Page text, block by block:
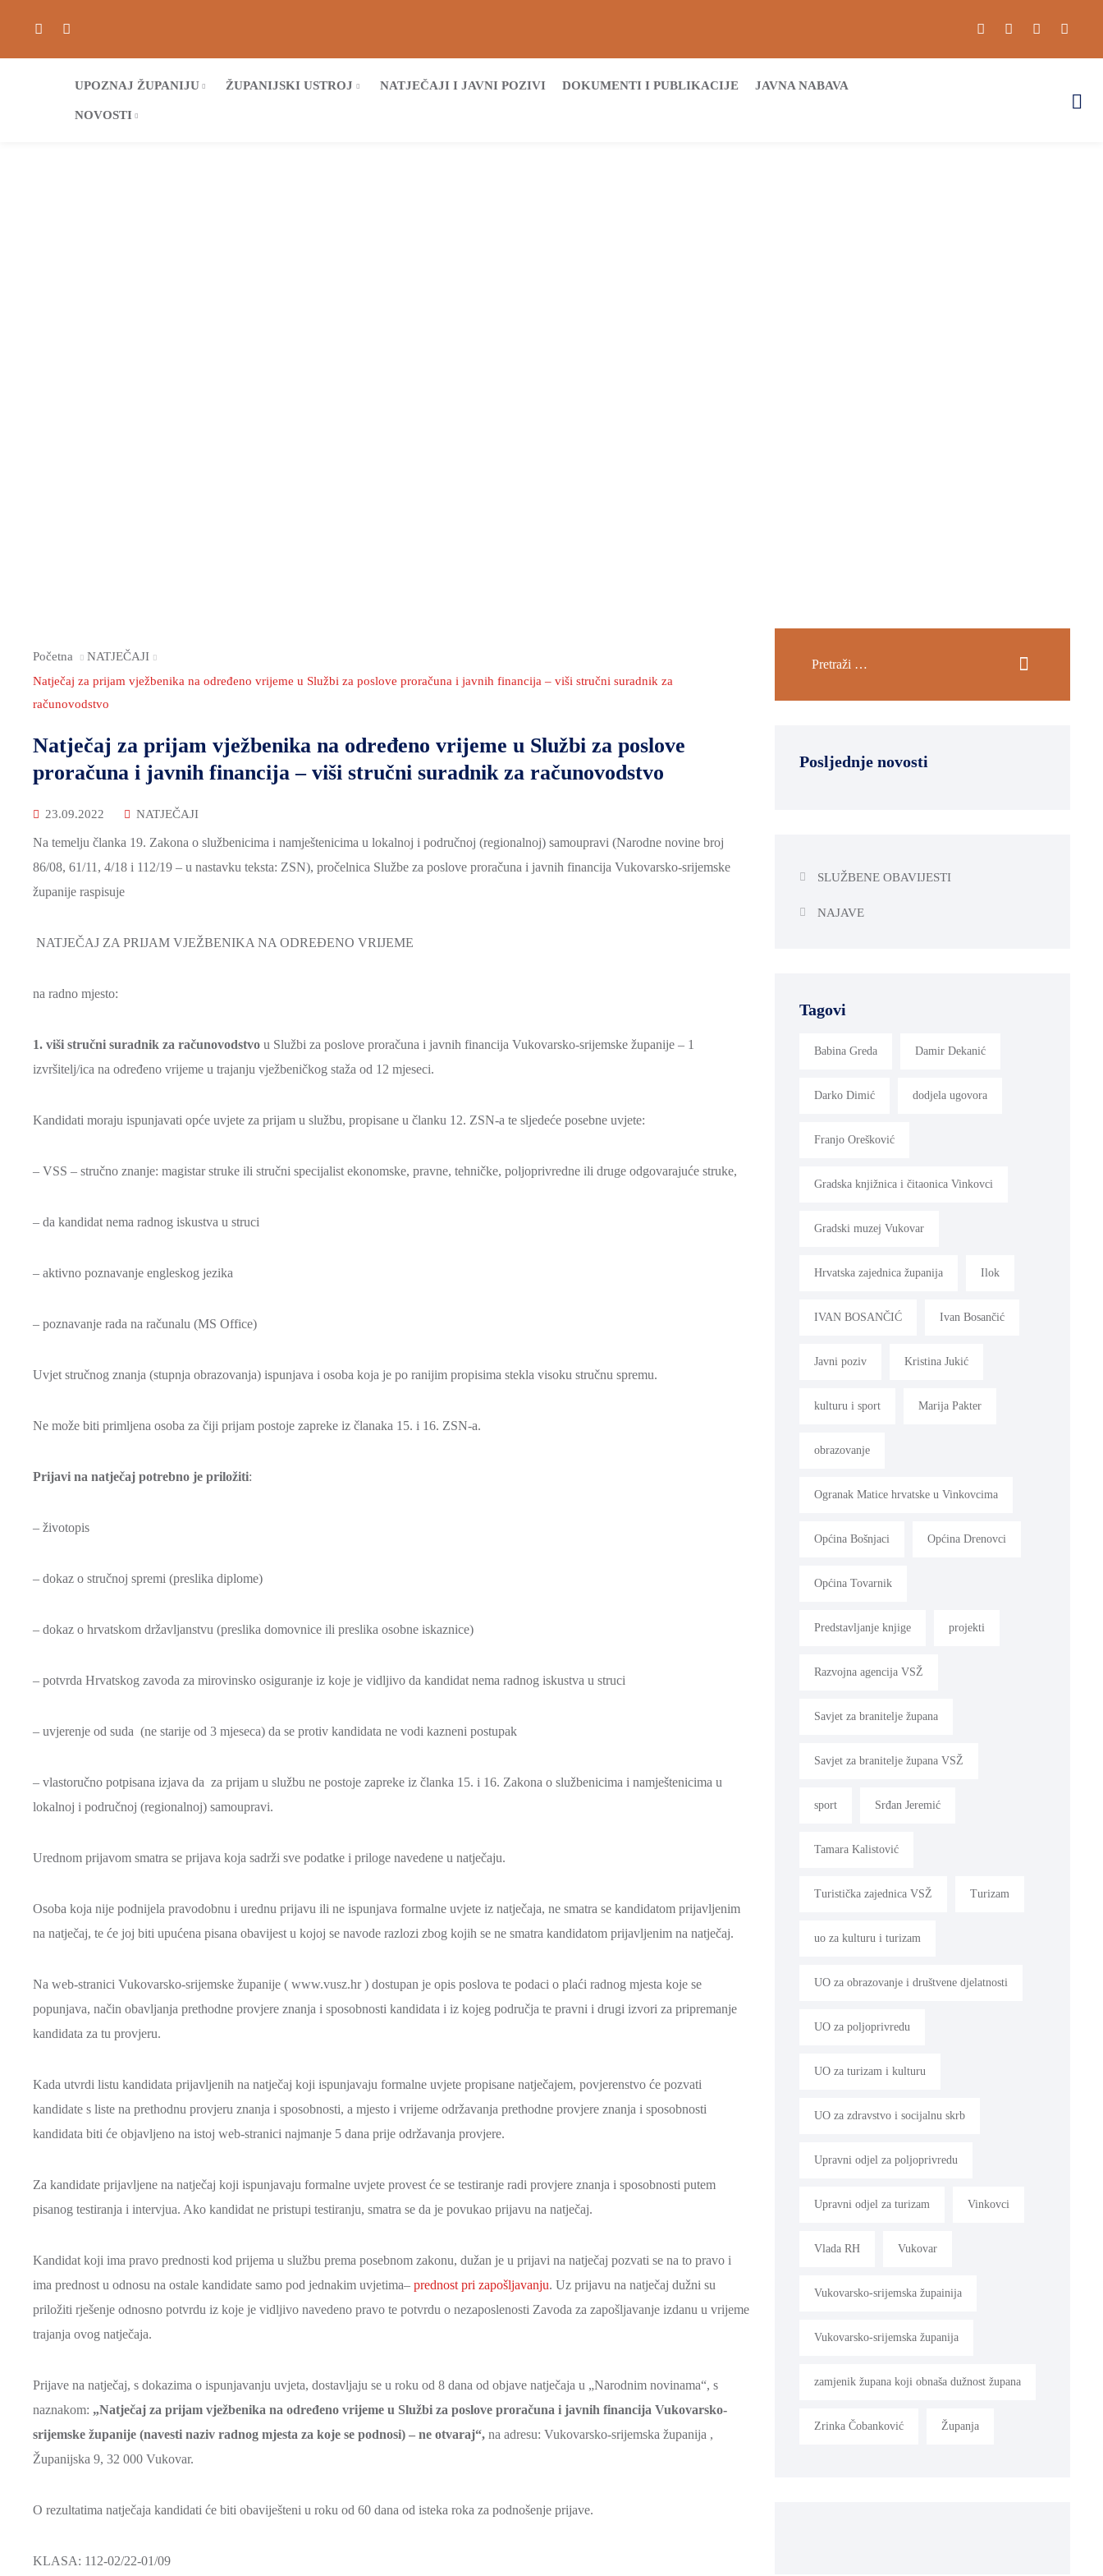
UPOZNAJ ŽUPANIJU ŽUPANIJSKI USTROJ NATJEČAJI I JAVNI POZIVI DOKUMENTI I PUBLIKACIJE JAVNA NABAVA
NOVOSTI
Početna
NATJEČAJI
Natječaj za prijam vježbenika na određeno vrijeme u Službi za poslove proračuna i javnih financija – viši stručni suradnik za
računovodstvo
Natječaj za prijam vježbenika na određeno vrijeme u Službi za poslove
proračuna i javnih financija – viši stručni suradnik za računovodstvo
23.09.2022 NATJEČAJI
Na temelju članka 19. Zakona o službenicima i namještenicima u lokalnoj i područnoj (regionalnoj) samoupravi (Narodne novine broj
86/08, 61/11, 4/18 i 112/19 – u nastavku teksta: ZSN), pročelnica Službe za poslove proračuna i javnih financija Vukovarsko-srijemske
županije raspisuje
NATJEČAJ ZA PRIJAM VJEŽBENIKA NA ODREĐENO VRIJEME
na radno mjesto:
1. viši stručni suradnik za računovodstvo u Službi za poslove proračuna i javnih financija Vukovarsko-srijemske županije – 1
izvršitelj/ica na određeno vrijeme u trajanju vježbeničkog staža od 12 mjeseci.
Kandidati moraju ispunjavati opće uvjete za prijam u službu, propisane u članku 12. ZSN-a te sljedeće posebne uvjete:
– VSS – stručno znanje: magistar struke ili stručni specijalist ekonomske, pravne, tehničke, poljoprivredne ili druge odgovarajuće struke,
– da kandidat nema radnog iskustva u struci
– aktivno poznavanje engleskog jezika
– poznavanje rada na računalu (MS Office)
Uvjet stručnog znanja (stupnja obrazovanja) ispunjava i osoba koja je po ranijim propisima stekla visoku stručnu spremu.
Ne može biti primljena osoba za čiji prijam postoje zapreke iz članaka 15. i 16. ZSN-a.
Prijavi na natječaj potrebno je priložiti:
– životopis
– dokaz o stručnoj spremi (preslika diplome)
– dokaz o hrvatskom državljanstvu (preslika domovnice ili preslika osobne iskaznice)
– potvrda Hrvatskog zavoda za mirovinsko osiguranje iz koje je vidljivo da kandidat nema radnog iskustva u struci
– uvjerenje od suda (ne starije od 3 mjeseca) da se protiv kandidata ne vodi kazneni postupak
– vlastoručno potpisana izjava da za prijam u službu ne postoje zapreke iz članka 15. i 16. Zakona o službenicima i namještenicima u
lokalnoj i područnoj (regionalnoj) samoupravi.
Urednom prijavom smatra se prijava koja sadrži sve podatke i priloge navedene u natječaju.
Osoba koja nije podnijela pravodobnu i urednu prijavu ili ne ispunjava formalne uvjete iz natječaja, ne smatra se kandidatom prijavljenim
na natječaj, te će joj biti upućena pisana obavijest u kojoj se navode razlozi zbog kojih se ne smatra kandidatom prijavljenim na natječaj.
Na web-stranici Vukovarsko-srijemske županije ( www.vusz.hr ) dostupan je opis poslova te podaci o plaći radnog mjesta koje se
popunjava, način obavljanja prethodne provjere znanja i sposobnosti kandidata i iz kojeg područja te pravni i drugi izvori za pripremanje
kandidata za tu provjeru.
Kada utvrdi listu kandidata prijavljenih na natječaj koji ispunjavaju formalne uvjete propisane natječajem, povjerenstvo će pozvati
kandidate s liste na prethodnu provjeru znanja i sposobnosti, a mjesto i vrijeme održavanja prethodne provjere znanja i sposobnosti
kandidata biti će objavljeno na istoj web-stranici najmanje 5 dana prije održavanja provjere.
Za kandidate prijavljene na natječaj koji ispunjavaju formalne uvjete provest će se testiranje radi provjere znanja i sposobnosti putem
pisanog testiranja i intervjua. Ako kandidat ne pristupi testiranju, smatra se da je povukao prijavu na natječaj.
Kandidat koji ima pravo prednosti kod prijema u službu prema posebnom zakonu, dužan je u prijavi na natječaj pozvati se na to pravo i
ima prednost u odnosu na ostale kandidate samo pod jednakim uvjetima– prednost pri zapošljavanju. Uz prijavu na natječaj dužni su
priložiti rješenje odnosno potvrdu iz koje je vidljivo navedeno pravo te potvrdu o nezaposlenosti Zavoda za zapošljavanje izdanu u vrijeme
trajanja ovog natječaja.
Prijave na natječaj, s dokazima o ispunjavanju uvjeta, dostavljaju se u roku od 8 dana od objave natječaja u „Narodnim novinama“, s
naznakom: „Natječaj za prijam vježbenika na određeno vrijeme u Službi za poslove proračuna i javnih financija Vukovarsko-
srijemske županije (navesti naziv radnog mjesta za koje se podnosi) – ne otvaraj“, na adresu: Vukovarsko-srijemska županija ,
Županijska 9, 32 000 Vukovar.
O rezultatima natječaja kandidati će biti obaviješteni u roku od 60 dana od isteka roka za podnošenje prijave.
KLASA: 112-02/22-01/09
Posljednje novosti
SLUŽBENE OBAVIJESTI
NAJAVE
Tagovi
Babina Greda Damir Dekanić
Darko Dimić dodjela ugovora
Franjo Orešković
Gradska knjižnica i čitaonica Vinkovci
Gradski muzej Vukovar
Hrvatska zajednica županija Ilok
IVAN BOSANČIĆ Ivan Bosančić
Javni poziv Kristina Jukić
kulturu i sport Marija Pakter
obrazovanje
Ogranak Matice hrvatske u Vinkovcima
Općina Bošnjaci Općina Drenovci
Općina Tovarnik
Predstavljanje knjige projekti
Razvojna agencija VSŽ
Savjet za branitelje župana
Savjet za branitelje župana VSŽ
sport Srđan Jeremić
Tamara Kalistović
Turistička zajednica VSŽ Turizam
uo za kulturu i turizam
UO za obrazovanje i društvene djelatnosti
UO za poljoprivredu
UO za turizam i kulturu
UO za zdravstvo i socijalnu skrb
Upravni odjel za poljoprivredu
Upravni odjel za turizam Vinkovci
Vlada RH Vukovar
Vukovarsko-srijemska župainija
Vukovarsko-srijemska županija
zamjenik župana koji obnaša dužnost župana
Zrinka Čobanković Županja